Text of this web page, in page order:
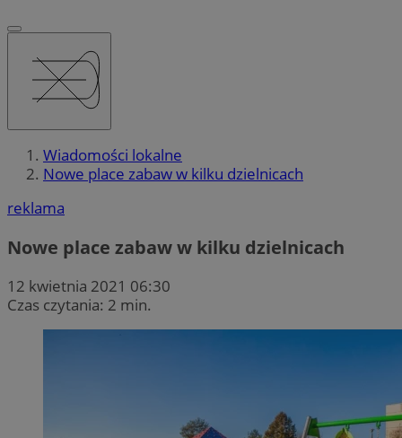
Wiadomości lokalne
Nowe place zabaw w kilku dzielnicach
reklama
Nowe place zabaw w kilku dzielnicach
12 kwietnia 2021 06:30
Czas czytania: 2 min.